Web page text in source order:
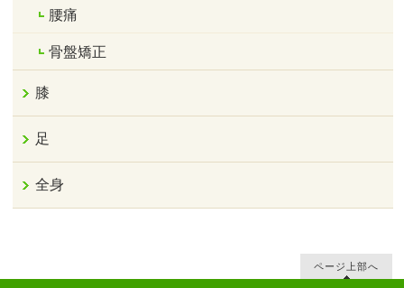
腰痛
骨盤矯正
膝
足
全身
ページ上部へ